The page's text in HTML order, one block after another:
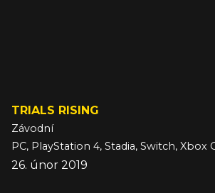
TRIALS RISING
Závodní
PC, PlayStation 4, Stadia, Switch, Xbox
26. únor 2019